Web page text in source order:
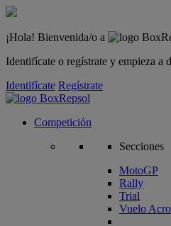
¡Hola! Bienvenida/o a
Identifícate o regístrate y empieza a
Identifícate Regístrate
Competición
Secciones
MotoGP
Rally
Trial
Vuelo